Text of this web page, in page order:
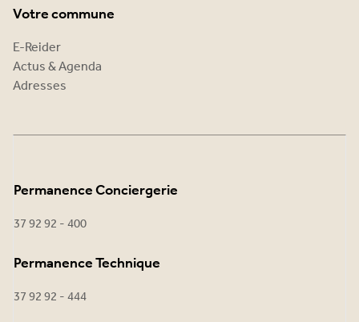
Votre commune
E-Reider
Actus & Agenda
Adresses
Permanence Conciergerie
37 92 92 - 400
Permanence Technique
37 92 92 - 444